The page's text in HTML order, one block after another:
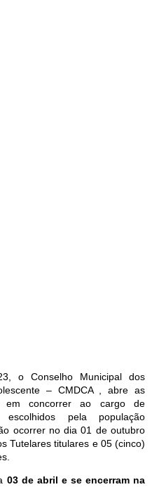
o Conselho Municipal dos
– CMDCA , abre as
em concorrer ao cargo de
pela população
ocorrer no dia 01 de outubro
Tutelares titulares e 05 (cinco)
03 de abril e se encerram na